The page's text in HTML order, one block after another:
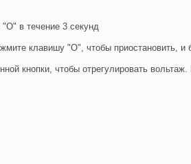
в течение 3 секунд
клавишу "O", чтобы приостановить,
кнопки, чтобы отрегулировать